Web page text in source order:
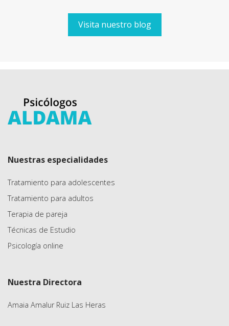
Visita nuestro blog
Nuestras especialidades
Tratamiento para adolescentes
Tratamiento para adultos
Terapia de pareja
Técnicas de Estudio
Psicología online
Nuestra Directora
Amaia Amalur Ruiz Las Heras